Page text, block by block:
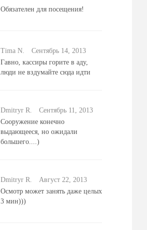
Обязателен для посещения!
Tima N.
Сентябрь 14, 2013
Гавно, кассиры горите в аду,
люди не вздумайте сюда идти
Dmitryr R.
Сентябрь 11, 2013
Сооружение конечно
выдающееся, но ожидали
большего....)
Dmitryr R.
Август 22, 2013
Осмотр может занять даже целых
3 мин)))